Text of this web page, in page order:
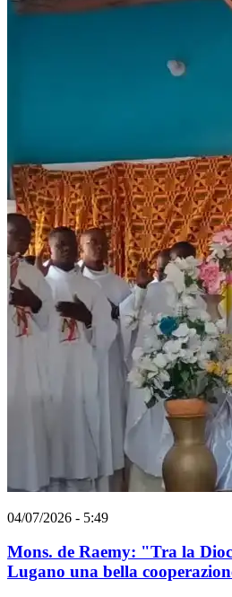
04/07/2026 - 5:49
Mons. de Raemy: "Tra la
Lugano una bella